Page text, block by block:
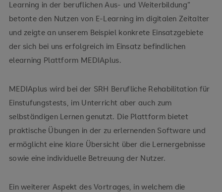
Learning in der beruflichen Aus- und Weiterbildung“
betonte den Nutzen von E-Learning im digitalen Zeitalter
und zeigte an unserem Beispiel konkrete Einsatzgebiete
der sich bei uns erfolgreich im Einsatz befindlichen
elearning Plattform MEDIAplus.
MEDIAplus wird bei der SRH Berufliche Rehabilitation für
Einstufungstests, im Unterricht aber auch zum
selbständigen Lernen genutzt. Die Plattform bietet
praktische Übungen in der zu erlernenden Software und
ermöglicht eine klare Übersicht über die Lernergebnisse
sowie eine individuelle Betreuung der Nutzer.
Ein weiterer Aspekt des Vortrages, in welchem die